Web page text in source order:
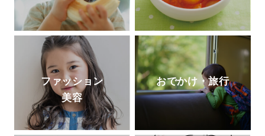
ファッション
美容
おでかけ・旅行